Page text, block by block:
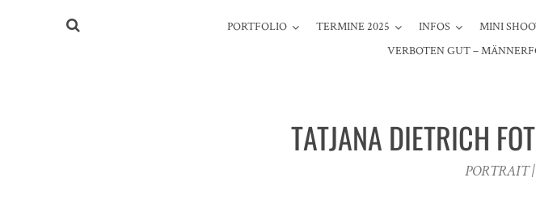
PORTFOLIO TERMINE 2025 INFOS MINI
VERBOTEN GUT –
TATJANA DIETRICH
PORTRAIT